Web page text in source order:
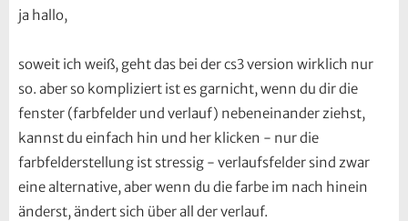
ja hallo,
soweit ich weiß, geht das bei der cs3 version wirklich nur
so. aber so kompliziert ist es garnicht, wenn du dir die
fenster (farbfelder und verlauf) nebeneinander ziehst,
kannst du einfach hin und her klicken - nur die
farbfelderstellung ist stressig - verlaufsfelder sind zwar
eine alternative, aber wenn du die farbe im nach hinein
änderst, ändert sich über all der verlauf.